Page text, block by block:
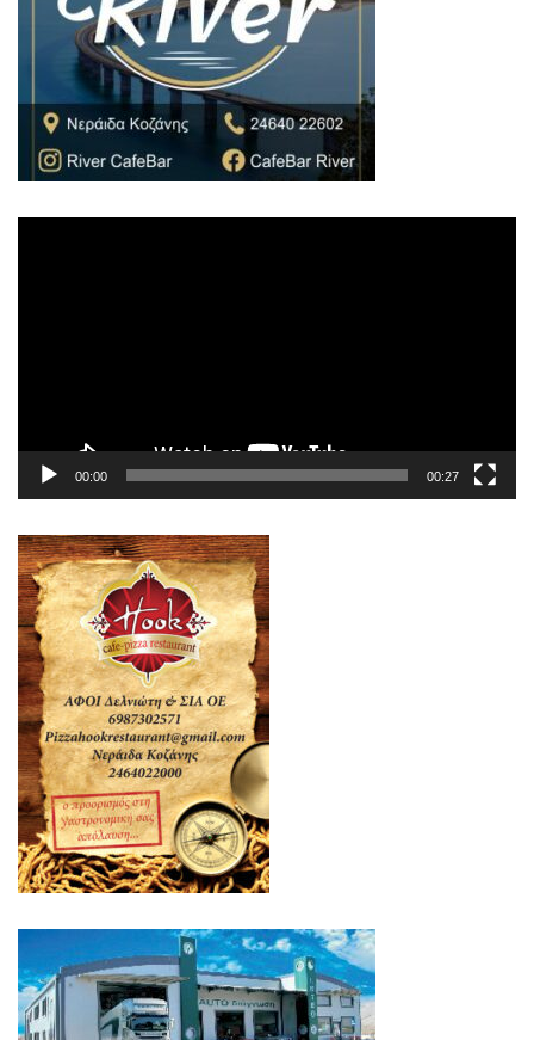
00:00 00:27